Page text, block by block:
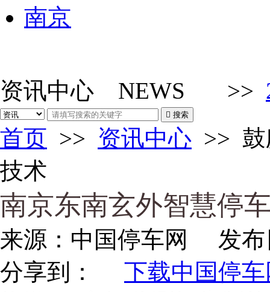
南京
资讯中心 NEWS >>
 搜索
首页 >> 资讯中心 >>
技术
南京东南玄外智慧停
来源： 中国停车网
发布
分享到：
下载中国停车